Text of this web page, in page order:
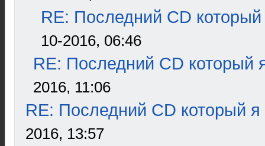
RE: Последний CD который
10-2016, 06:46
RE: Последний CD который
2016, 11:06
RE: Последний CD который я
2016, 13:57